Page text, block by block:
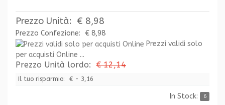
Prezzo Unità: € 8,98
Prezzo Confezione:
€ 8,98
Prezzi validi solo
per acquisti Online ...
Prezzo Unità lordo: € 12,14
Il tuo risparmio: € - 3,16
In Stock: 6